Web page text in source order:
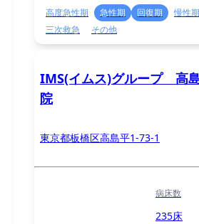
高度急性期 急性期 回復期 慢性期
三次救急
その他
IMS(イムス)グループ 高
院
東京都板橋区高島平1-73-1
病床数
235床